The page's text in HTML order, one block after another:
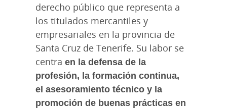
derecho público que representa a
los titulados mercantiles y
empresariales en la provincia de
Santa Cruz de Tenerife. Su labor se
centra en la defensa de la
profesión, la formación continua,
el asesoramiento técnico y la
promoción de buenas prácticas en